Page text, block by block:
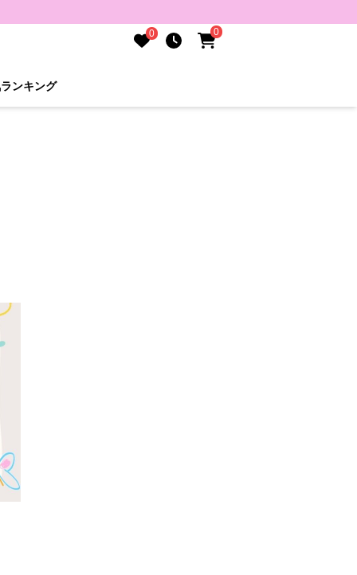
0 0
ランキング